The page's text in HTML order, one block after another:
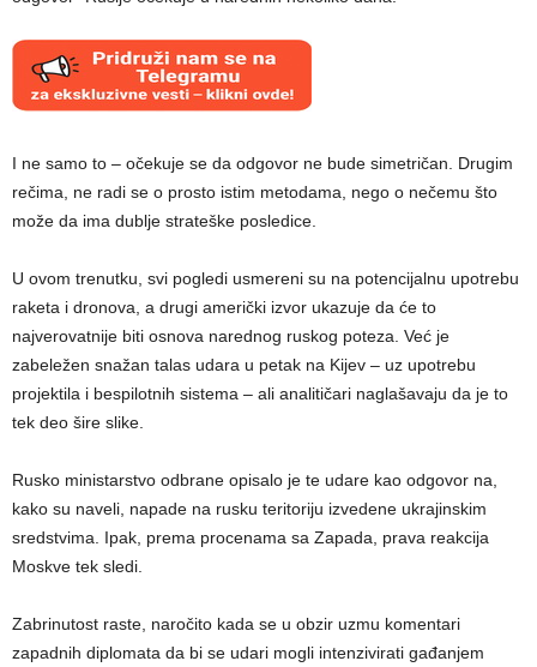
I ne samo to – očekuje se da odgovor ne bude simetričan. Drugim
rečima, ne radi se o prosto istim metodama, nego o nečemu što
može da ima dublje strateške posledice.
U ovom trenutku, svi pogledi usmereni su na potencijalnu upotrebu
raketa i dronova, a drugi američki izvor ukazuje da će to
najverovatnije biti osnova narednog ruskog poteza. Već je
zabeležen snažan talas udara u petak na Kijev – uz upotrebu
projektila i bespilotnih sistema – ali analitičari naglašavaju da je to
tek deo šire slike.
Rusko ministarstvo odbrane opisalo je te udare kao odgovor na,
kako su naveli, napade na rusku teritoriju izvedene ukrajinskim
sredstvima. Ipak, prema procenama sa Zapada, prava reakcija
Moskve tek sledi.
Zabrinutost raste, naročito kada se u obzir uzmu komentari
zapadnih diplomata da bi se udari mogli intenzivirati gađanjem